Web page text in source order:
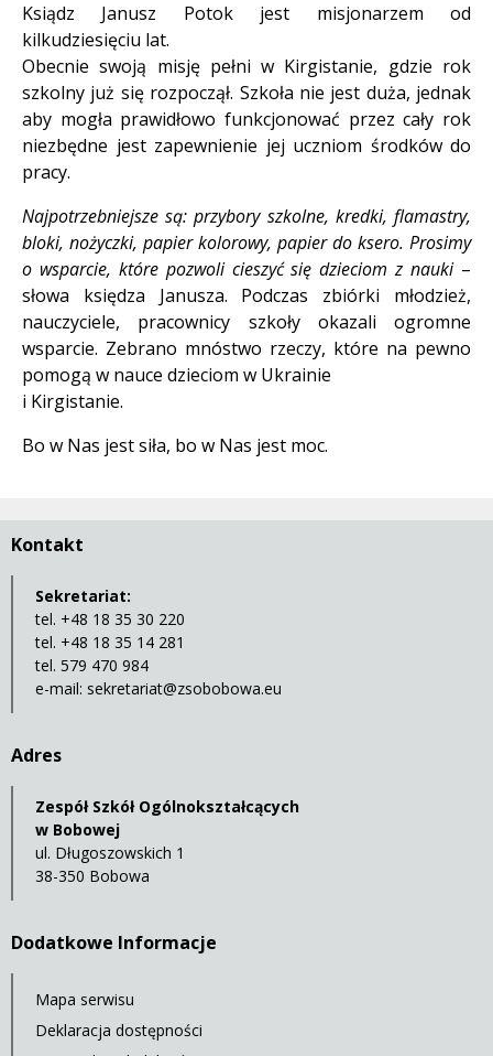
Ksiądz Janusz Potok jest misjonarzem od
kilkudziesięciu lat.
Obecnie swoją misję pełni w Kirgistanie, gdzie rok
szkolny już się rozpoczął. Szkoła nie jest duża, jednak
aby mogła prawidłowo funkcjonować przez cały rok
niezbędne jest zapewnienie jej uczniom środków do
pracy.
Najpotrzebniejsze są: przybory szkolne, kredki, flamastry,
bloki, nożyczki, papier kolorowy, papier do ksero. Prosimy
o wsparcie, które pozwoli cieszyć się dzieciom z nauki–
słowa księdza Janusza. Podczas zbiórki młodzież,
nauczyciele, pracownicy szkoły okazali ogromne
wsparcie. Zebrano mnóstwo rzeczy, które na pewno
pomogą w nauce dzieciom w Ukrainie
i Kirgistanie.
Bo w Nas jest siła, bo w Nas jest moc.
Kontakt
Sekretariat:
tel. +48 18 35 30 220
tel. +48 18 35 14 281
tel. 579 470 984
e-mail: sekretariat@zsobobowa.eu
Adres
Zespół Szkół Ogólnokształcących
w Bobowej
ul. Długoszowskich 1
38-350 Bobowa
Dodatkowe Informacje
Mapa serwisu
Deklaracja dostępności